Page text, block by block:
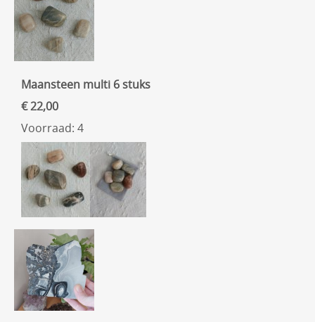
Maansteen multi 6 stuks
€ 22,00
Voorraad: 4